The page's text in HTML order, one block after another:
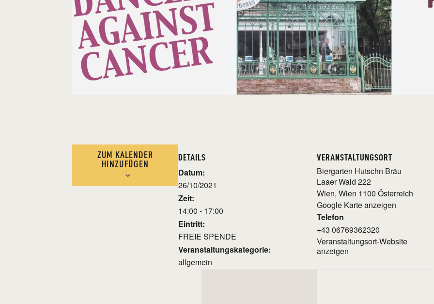
ZUM KALENDER
HINZUFÜGEN
DETAILS
Datum:
26/10/2021
Zeit:
14:00 - 17:00
Eintritt:
FREIE SPENDE
Veranstaltungskategorie:
allgemein
VERANSTALTUNGSORT
Biergarten Hutschn Bräu
Laaer Wald 222
Wien, Wien 1100 Österreich
Google Karte anzeigen
Telefon
+43 06769362320
Veranstaltungsort-Website
anzeigen